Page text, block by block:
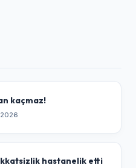
kaçmaz!
hastanelik etti